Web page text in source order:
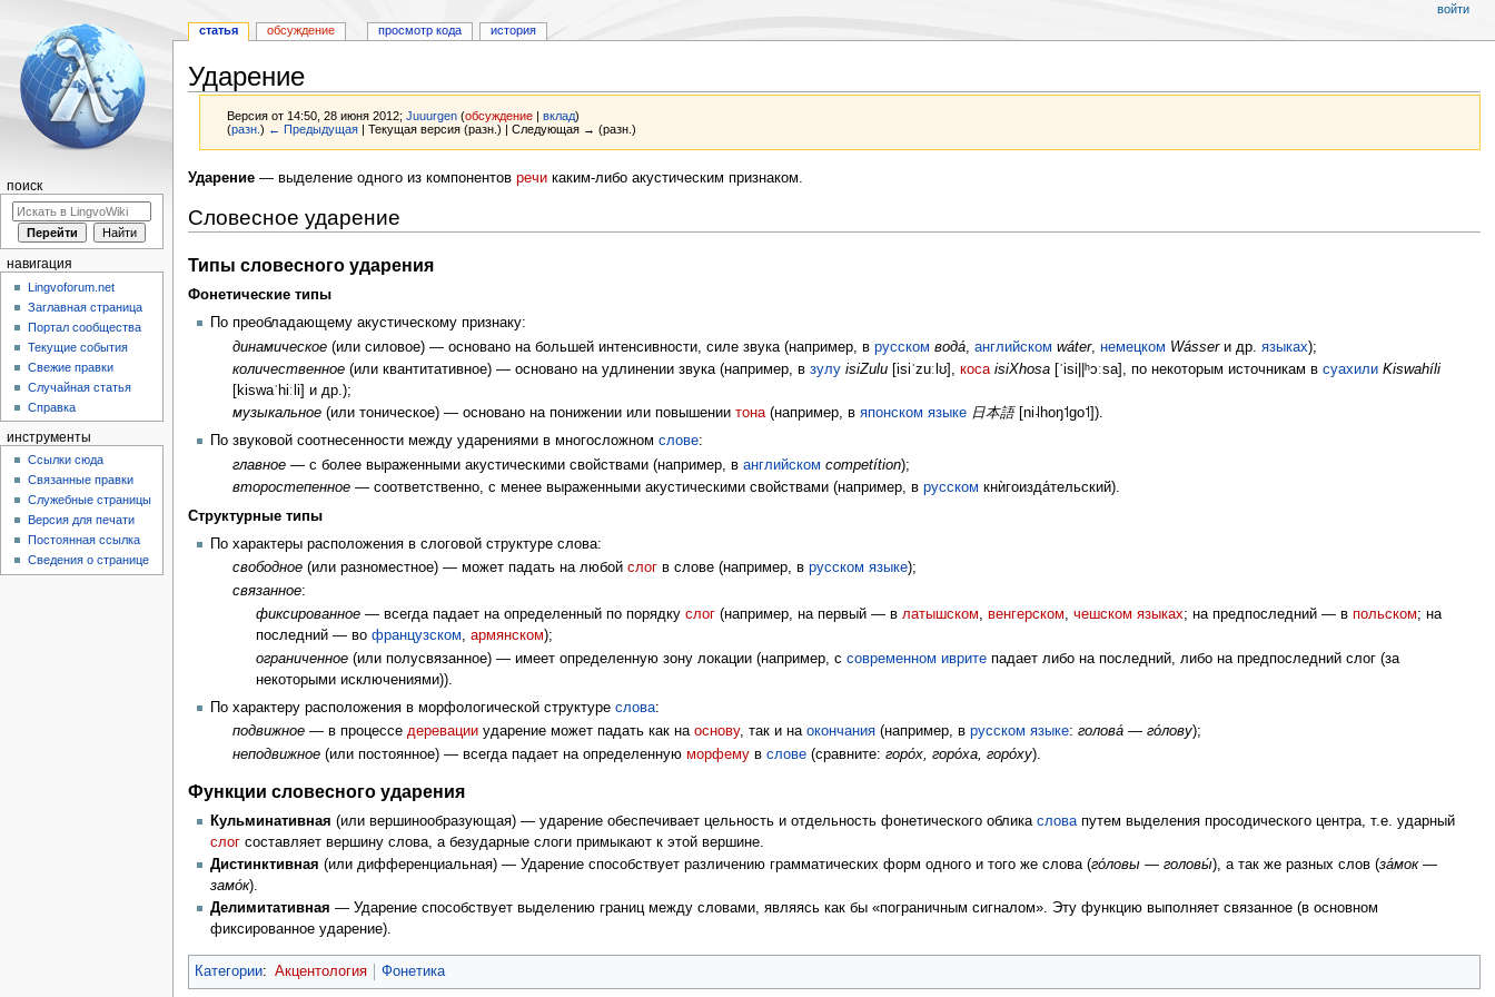
Ударение
Версия от 14:50, 28 июня 2012;Juuurgen (обсуждение |вклад)
(разн.) ← Предыдущая | Текущая версия (разн.) | Следующая → (разн.)
Перейти
навигации
Перейти
поиску
Ударение— выделение одного из компонентов речикаким-либо акустическим признаком.
Словесное ударение
Типы словесного ударения
Фонетические типы
По преобладающему акустическому признаку:
динамическое (или силовое) — основано на большей интенсивности, силе звука (например, врусском вода́ ,английском wáter,немецком Wásserи др.языках);
количественное (или квантитативное) — основано на удлинении звука (например, взулу isiZulu [isiˈzuːlʊ],коса isiXhosa [ˈisi||ʰɔːsa], по некоторым источникам всуахили Kiswahíli
[kiswaˈhiːli] и др.);
музыкальное (или тоническое) — основано на понижении или повышениитона(например, вяпонском языке 日本語[ni˨hoŋ˦go˦]).
По звуковой соотнесенности между ударениями в многосложном слове:
главное — с более выраженными акустическими свойствами (например, ванглийском competítion);
второстепенное — соответственно, с менее выраженными акустическими свойствами (например, врусском кнѝгоизда́тельский).
Структурные типы
По характеры расположения в слоговой структуре слова:
свободное (или разноместное) — может падать на любойслог в слове (например, врусском языке);
связанное:
фиксированное— всегда падает на определенный по порядку слог(например, на первый — в латышском, венгерском, чешском языках; на предпоследний — в польском; на
последний — во французском, армянском);
ограниченное(или полусвязанное) — имеет определенную зону локации (например, с современном ивритепадает либо на последний, либо на предпоследний слог (за
некоторыми исключениями)).
По характеру расположения в морфологической структуре слова:
подвижное — в процесседеревации ударение может падать как наоснову, так и наокончания (например, врусском языке:голова́ — го́лову);
неподвижное (или постоянное) — всегда падает на определеннуюморфему вслове (сравните:горо́х, горо́ха, горо́ху).
Функции словесного ударения
Кульминативная (или вершинообразующая) — ударение обеспечивает цельность и отдельность фонетического облика словапутем выделения просодического центра, т.е. ударный
слогсоставляет вершину слова, а безударные слоги примыкают к этой вершине.
Дистинктивная (или дифференциальная) — Ударение способствует различению грамматических форм одного и того же слова (го́ловы — головы́), а так же разных слов (за́мок —
замо́к).
Делимитативная — Ударение способствует выделению границ между словами, являясь как бы «пограничным сигналом». Эту функцию выполняет связанное (в основном
фиксированное ударение).
Категории: Акцентология Фонетика
статья обсуждение просмотр кода история
войти
поиск
навигация
Lingvoforum.net
Заглавная страница
Портал сообщества
Текущие события
Свежие правки
Случайная статья
Справка
инструменты
Ссылки сюда
Связанные правки
Служебные страницы
Версия для печати
Постоянная ссылка
Сведения о странице